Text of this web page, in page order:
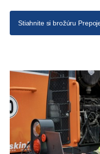
Stiahnite si brožúru